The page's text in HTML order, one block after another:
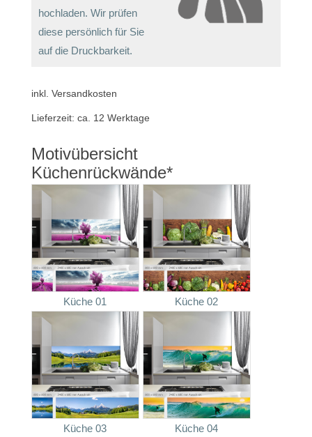
hochladen. Wir prüfen
diese persönlich für Sie
auf die Druckbarkeit.
inkl. Versandkosten
Lieferzeit: ca. 12 Werktage
Motivübersicht
Küchenrückwände*
Küche 01 Küche 02
Küche 03 Küche 04